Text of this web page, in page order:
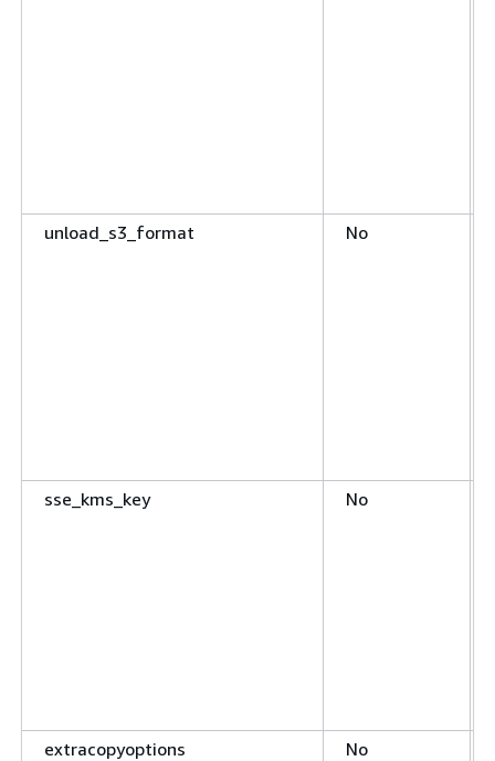
unload_s3_format No
sse_kms_key No
extracopyoptions No